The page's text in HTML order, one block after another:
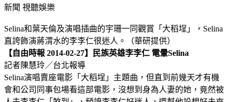
新聞 視聽娛樂
Selina和葉天倫及演唱插曲的宇珊一同觀賞「大稻埕」，Selina
直誇飾演蔣渭水的李李仁很迷人。（華研提供）
【自由時報 2014-02-27】民族英雄李李仁 電暈Selina
記者陳慧玲／台北報導
Selina演唱賣座電影「大稻埕」主題曲，但直到前幾天才有機
會和公司同事包場看這部電影，沒想到身為人妻的她，竟然被